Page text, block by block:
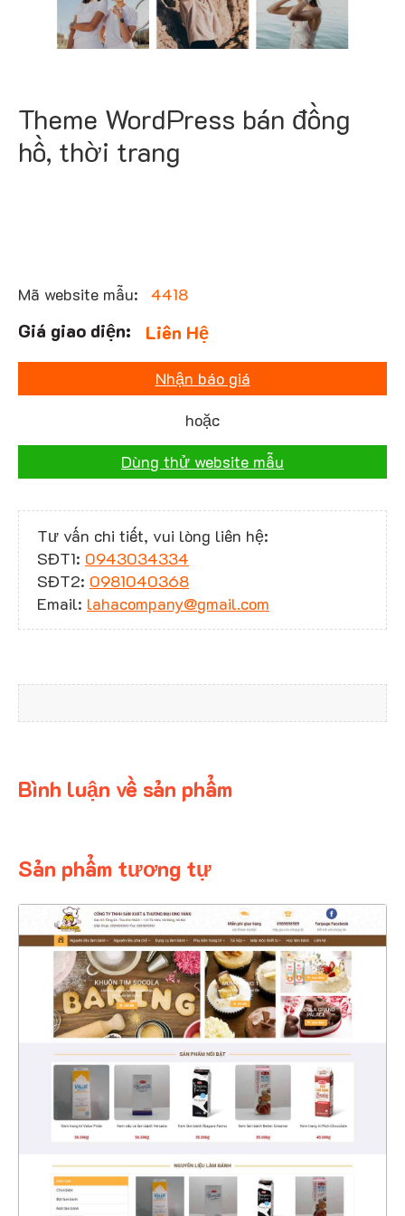
Theme WordPress bán đồng
hồ, thời trang
Mã website mẫu: 4418
Liên Hệ
Nhận báo giá
hoặc
Dùng thử website mẫu
Tư vấn chi tiết, vui lòng liên hệ:
SĐT1: 0943034334
SĐT2: 0981040368
Email: lahacompany@gmail.com
Bình luận về sản phẩm
Sản phẩm tương tự
4344
CHI TIẾT